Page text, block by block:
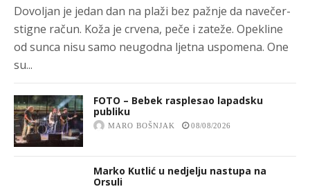
Dovoljan je jedan dan na plaži bez pažnje da navečer-
stigne račun. Koža je crvena, peče i zateže. Opekline
od sunca nisu samo neugodna ljetna uspomena. One
su...
FOTO – Bebek rasplesao lapadsku
publiku
MARO BOŠNJAK 08/08/2026
Marko Kutlić u nedjelju nastupa na
Orsuli